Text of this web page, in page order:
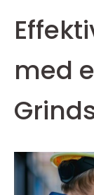
med